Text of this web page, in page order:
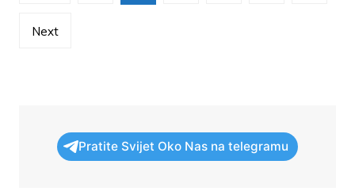
objava
Next
Pratite Svijet Oko Nas na telegramu